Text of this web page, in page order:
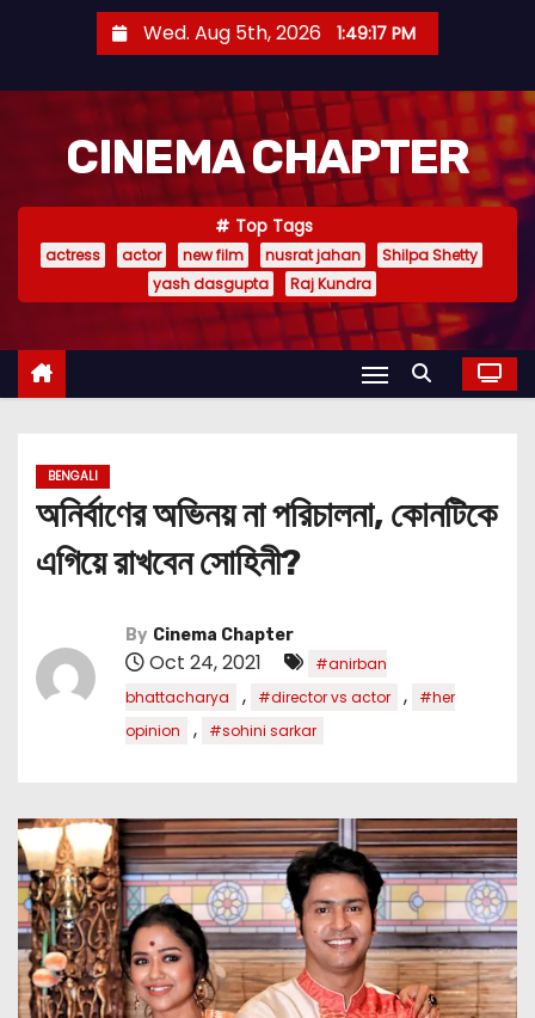
e
Wed. Aug 5th, 2026 1:49:19 PM
CINEMA CHAPTER
Top Tags
actress actor new film nusrat jahan
Shilpa Shetty
yash dasgupta
Raj Kundra
BENGALI
অনির্বাণের অভিনয় না পরিচালনা, কোনটিকে
এগিয়ে রাখবেন সোহিনী?
By Cinema Chapter
Oct 24, 2021
#anirban
bhattacharya
, #director vs actor ,
#her
opinion
, #sohini sarkar